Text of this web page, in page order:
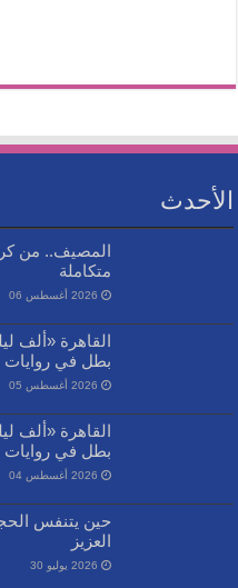
الأحدث
المصيف.. من
متكاملة
2026 أغسطس 06
القاهرة «ألف
بطل في روايات
2026 أغسطس 05
القاهرة «ألف
بطل في روايات
2026 أغسطس 04
حين يتنفس
العزيز
2026 يوليو 30